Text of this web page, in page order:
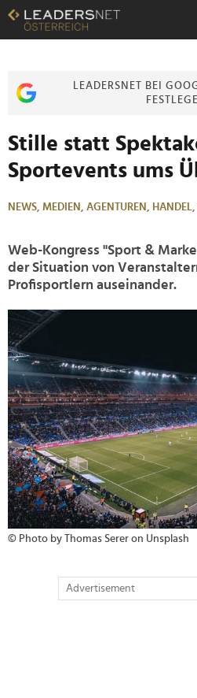
Zum
Inhalt
Zur
Zur
LEADERSNET BEI
Stille statt
Sportevents ums
NEWS, MEDIEN, AGENTUREN, HANDEL,
Web-Kongress "Sport &
der Situation von
Profisportlern auseinander.
© Photo by Thomas Serer on Unsplash
Advertisement